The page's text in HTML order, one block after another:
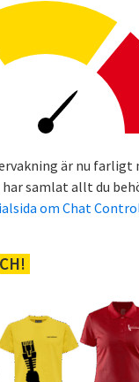
är nu
samlat allt du
om Chat